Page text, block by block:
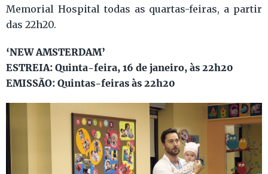
Memorial Hospital todas as quartas-feiras, a partir
das 22h20.
‘NEW AMSTERDAM’
ESTREIA: Quinta-feira, 16 de janeiro, às 22h20
EMISSÃO: Quintas-feiras às 22h20